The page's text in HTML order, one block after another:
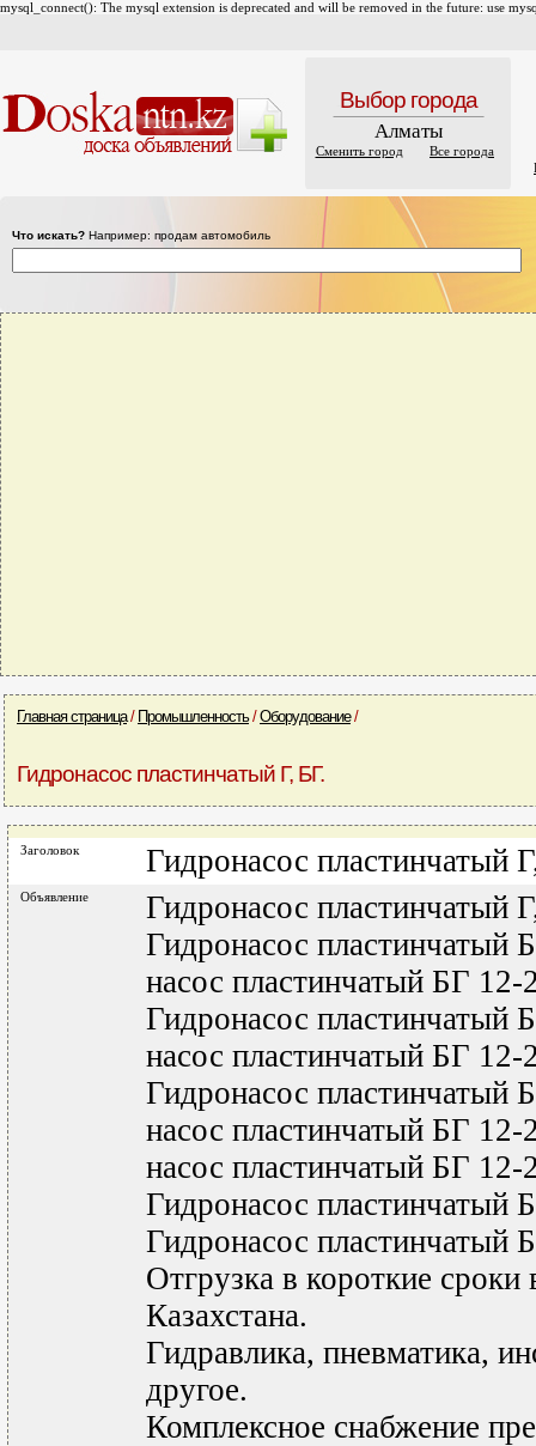
mysql_connect(): The mysql extension is deprecated and will be removed in the future: use
Выбор города
Алматы
Сменить город
Все города
Что искать? Например: продам автомобиль
Главная страница/ Промышленность/Оборудование/
Гидронасос пластинчатый Г, БГ.
Заголовок Гидронасос пластинчатый
Объявление
Гидронасос пластинчатый
Гидронасос
насос пластинчатый БГ
Гидронасос
насос пластинчатый БГ
Гидронасос
насос пластинчатый БГ
насос пластинчатый БГ
Гидронасос пластинчатый
Гидронасос
Отгрузка в короткие
Казахстана.
Гидравлика, пневматика,
другое.
Комплексное снабжение